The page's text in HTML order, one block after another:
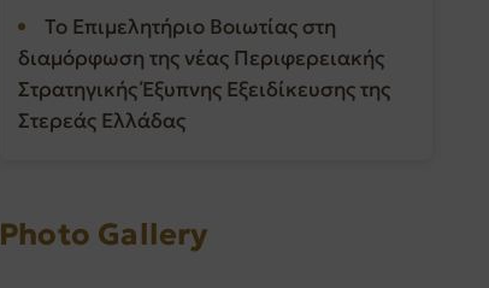
Το Επιμελητήριο Βοιωτίας στη
διαμόρφωση της νέας Περιφερειακής
Στρατηγικής Έξυπνης Εξειδίκευσης της
Στερεάς Ελλάδας
Photo Gallery